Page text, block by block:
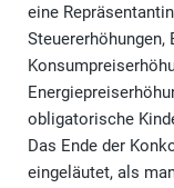
eine
Steuererhöhungen,
obligatorische
Das Ende der
eingeläutet, als